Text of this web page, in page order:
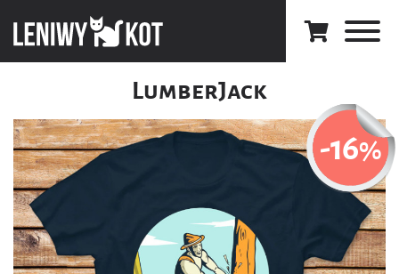
LumberJack
-16%